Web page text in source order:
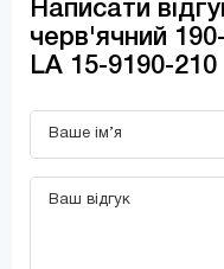
Написати
черв'ячний
LA 15-9190-210